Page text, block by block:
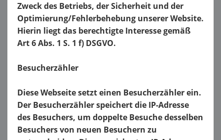
Zweck des Betriebs, der Sicherheit und der
Optimierung/Fehlerbehebung unserer Website.
Hierin liegt das berechtigte Interesse gemäß
Art 6 Abs. 1 S. 1 f) DSGVO.
Besucherzähler
Diese Webseite setzt einen Besucherzähler ein.
Der Besucherzähler speichert die IP-Adresse
des Besuchers, um doppelte Besuche desselben
Besuchers von neuen Besuchern zu